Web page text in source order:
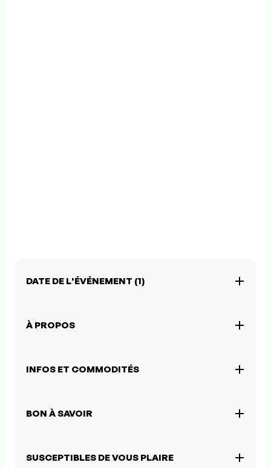
DATE DE L'ÉVÉNEMENT (1)
À PROPOS
INFOS ET COMMODITÉS
BON À SAVOIR
SUSCEPTIBLES DE VOUS PLAIRE